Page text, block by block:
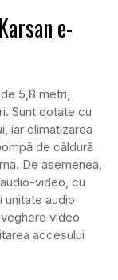
e-
5,8 metri,
Sunt dotate cu
iar climatizarea
de căldură
De asemenea,
video, cu
unitate audio
video
accesului